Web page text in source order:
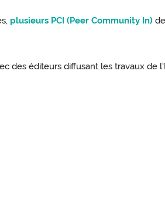
plusieurs PCI (Peer Community In)
des éditeurs diffusant les travaux de